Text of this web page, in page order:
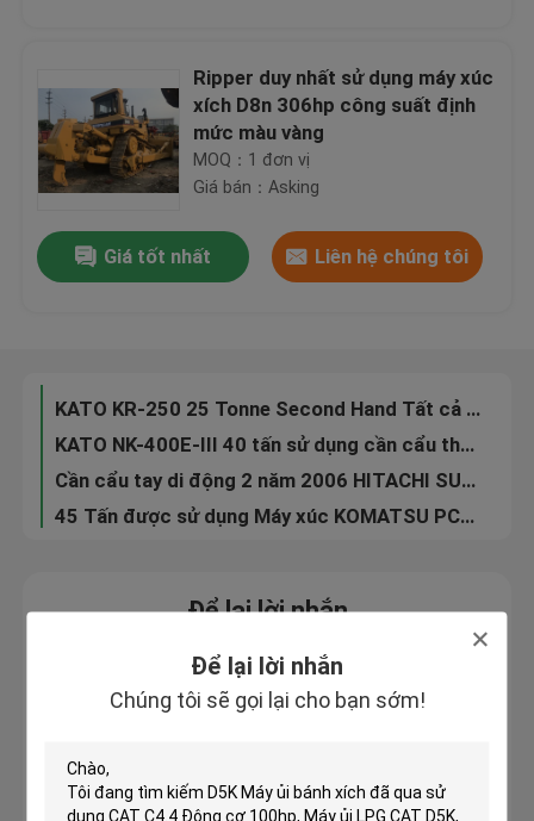
Để lại lời nhắn
Chúng tôi sẽ gọi lại cho bạn sớm!
Trang Chủ
Về chúng tôi
Liên hệ chúng tôi
Xe ủi đất đã qua sử dụng CAT
Ripper duy nhất sử dụng máy xúc
xích D8n 306hp công suất định
mức màu vàng
MOQ：1 đơn vị
Giá bán：Asking
Giá tốt nhất Liên hệ chúng tôi
Độc thân sử dụng con lăn đường Dynapac CA25D mới sơn 125HP điện Deutz động cơ
Cần cẩu tay năm 2004 HITACHI SUMITOMO SCX2000 200 Tonne Loại trình thu thập thông tin
Nhiều đơn vị sử dụng Máy xúc mini Komatsu PC18MR-2 1.8 Tonne 15HP Công suất động cơ
Để lại lời nhắn